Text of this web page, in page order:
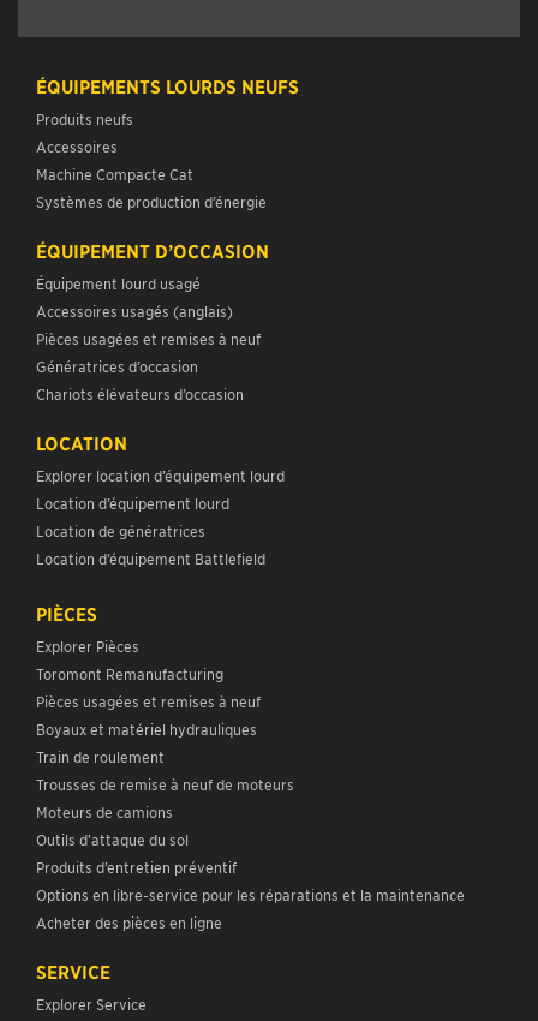
ÉQUIPEMENTS LOURDS NEUFS
Produits neufs
Accessoires
Machine Compacte Cat
Systèmes de production d’énergie
ÉQUIPEMENT D’OCCASION
Équipement lourd usagé
Accessoires usagés (anglais)
Pièces usagées et remises à neuf
Génératrices d’occasion
Chariots élévateurs d’occasion
LOCATION
Explorer location d’équipement lourd
Location d’équipement lourd
Location de génératrices
Location d’équipement Battlefield
PIÈCES
Explorer Pièces
Toromont Remanufacturing
Pièces usagées et remises à neuf
Boyaux et matériel hydrauliques
Train de roulement
Trousses de remise à neuf de moteurs
Moteurs de camions
Outils d’attaque du sol
Produits d’entretien préventif
Options en libre-service pour les réparations et la maintenance
Acheter des pièces en ligne
SERVICE
Explorer Service